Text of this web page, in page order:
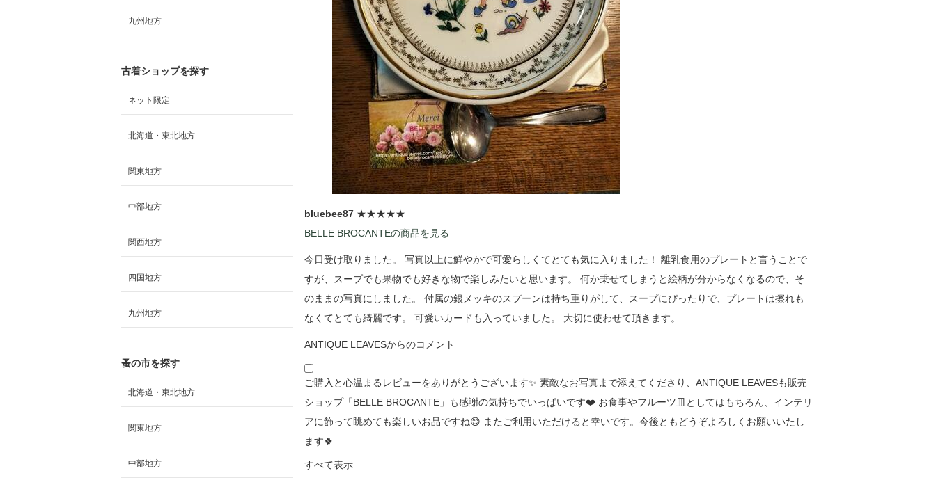
bluebee87 ★★★★★
BELLE BROCANTEの商品を見る
今日受け取りました。 写真以上に鮮やかで可愛らしくてとても気に入りました！ 離乳食用のプレートと言うことで
すが、スープでも果物でも好きな物で楽しみたいと思います。 何か乗せてしまうと絵柄が分からなくなるので、そ
のままの写真にしました。 付属の銀メッキのスプーンは持ち重りがして、スープにぴったりで、プレートは擦れも
なくてとても綺麗です。 可愛いカードも入っていました。 大切に使わせて頂きます。
ANTIQUE LEAVESからのコメント
ご購入と心温まるレビューをありがとうございます✨ 素敵なお写真まで添えてくださり、ANTIQUE LEAVESも販売
ショップ「BELLE BROCANTE」も感謝の気持ちでいっぱいです❤️ お食事やフルーツ皿としてはもちろん、インテリ
アに飾って眺めても楽しいお品ですね😊 またご利用いただけると幸いです。今後ともどうぞよろしくお願いいたし
ます🍀
すべて表示
九州地方
古着ショップを探す
ネット限定
北海道・東北地方
関東地方
中部地方
関西地方
四国地方
九州地方
蚤の市を探す
北海道・東北地方
関東地方
中部地方